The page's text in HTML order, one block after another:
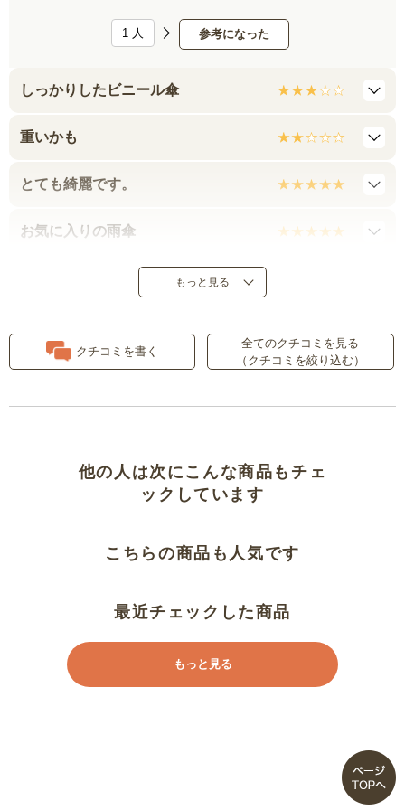
参考になった
1 人
しっかりしたビニール傘
重いかも
とても綺麗です。
お気に入りの雨傘
思った通りのお品物でした
骨と露先が外れやすい
妹の誕生日プレゼントにしました
思った以上に重さがありますが
もっと見る
クチコミを書く
全てのクチコミを見る
（クチコミを絞り込む）
他の人は次にこんな商品もチェ
ックしています
こちらの商品も人気です
最近チェックした商品
もっと見る